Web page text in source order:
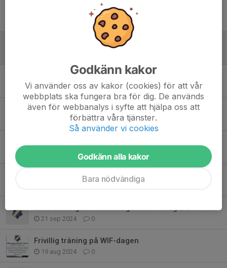
0
Mer rörelseglädje!
7 jan, 22:26 0
Boll & Lek
27 okt 2025 0
21 sep 2024 0
Frivillig träning på WIF-dagen
19 aug 2024 0
Godkänn kakor
Vi använder oss av kakor (cookies) för att vår
webbplats ska fungera bra för dig. De används
även för webbanalys i syfte att hjälpa oss att
förbättra våra tjänster.
Så använder vi cookies
Godkänn alla kakor
Bara nödvändiga